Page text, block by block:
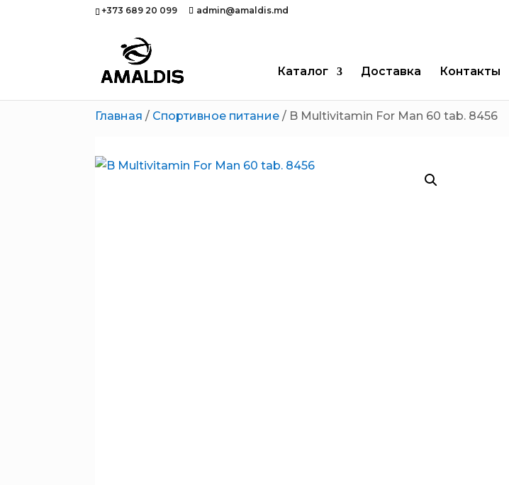
+373 689 20 099 admin@amaldis.md
Каталог Доставка Контакты
Главная / Спортивное питание / B Multivitamin For Man 60 tab. 8456